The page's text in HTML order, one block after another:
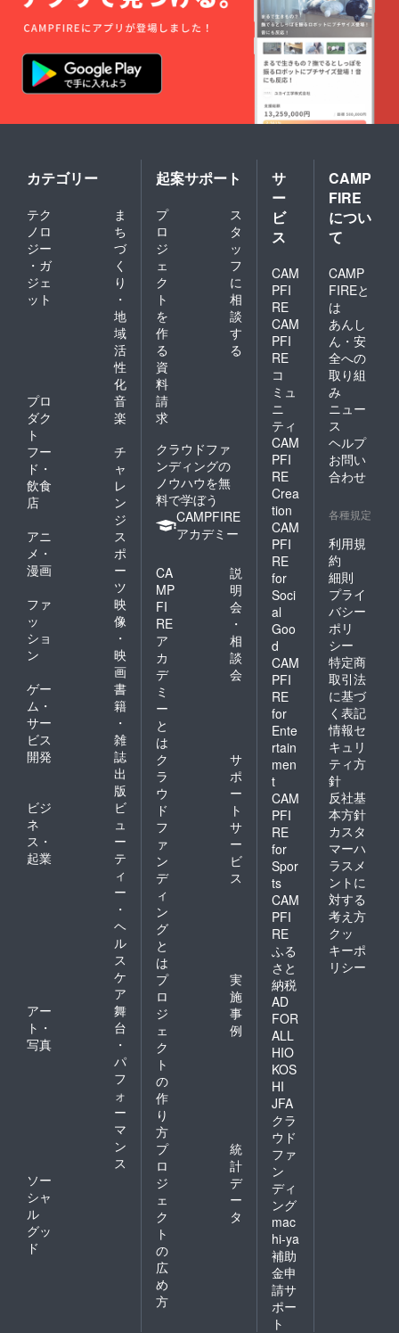
カテゴリー
テク
ノロ
ジー
・ガ
ジェ
ット
ま
ち
づ
く
り
・
地
域
活
性
化
プロ
ダク
ト
音
楽
フー
ド・
飲食
店
チ
ャ
レ
ン
ジ
アニ
メ・
漫画
ス
ポ
ー
ツ
ファ
ッ
ショ
ン
映
像
・
映
画
ゲー
ム・
サー
ビス
開発
書
籍
・
雑
誌
出
版
ビジ
ネ
ス・
起業
ビ
ュ
ー
テ
ィ
ー
・
ヘ
ル
ス
ケ
ア
アー
ト・
写真
舞
台
・
パ
フ
ォ
ー
マ
ン
ス
ソー
シャ
ル
グッ
ド
起案サポート
プ
ロ
ジ
ェ
ク
ト
を
作
る
ス
タ
ッ
フ
に
相
談
す
る
資
料
請
求
クラウドファ
ンディングの
ノウハウを無
料で学ぼう
CAMPFIRE
アカデミー
CA
MP
FI
RE
ア
カ
デ
ミ
ー
と
は
説
明
会
・
相
談
会
ク
ラ
ウ
ド
フ
ァ
ン
デ
ィ
ン
グ
と
は
サ
ポ
ー
ト
サ
ー
ビ
ス
プ
ロ
ジ
ェ
ク
ト
の
作
り
方
実
施
事
例
プ
ロ
ジ
ェ
ク
ト
の
広
め
方
統
計
デ
ー
タ
サ
ー
ビ
ス
CAM
PFI
RE
CAM
PFI
RE
コ
ミュ
ニ
ティ
CAM
PFI
RE
Crea
tion
CAM
PFI
RE
for
Soci
al
Goo
d
CAM
PFI
RE
for
Ente
rtain
men
t
CAM
PFI
RE
for
Spor
ts
CAM
PFI
RE
ふる
さと
納税
AD
FOR
ALL
HIO
KOS
HI
JFA
クラ
ウド
ファ
ン
ディ
ング
mac
hi-ya
補助
金申
請サ
ポー
ト
CAMP
FIRE
につい
て
CAMP
FIREと
は
あんし
ん・安
全への
取り組
み
ニュー
ス
ヘルプ
お問い
合わせ
各種規定
利用規
約
細則
プライ
バシー
ポリ
シー
特定商
取引法
に基づ
く表記
情報セ
キュリ
ティ方
針
反社基
本方針
カスタ
マーハ
ラスメ
ントに
対する
考え方
クッ
キーポ
リシー